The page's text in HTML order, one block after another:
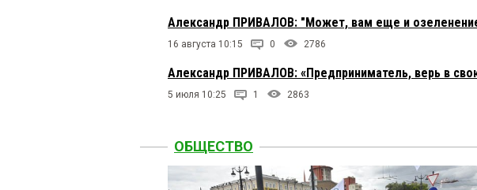
Александр ПРИВАЛОВ: "Может, вам еще и
16 августа 10:15 0 2786
Александр ПРИВАЛОВ: «Предприниматель, верь в
5 июля 10:25 1 2863
ОБЩЕСТВО